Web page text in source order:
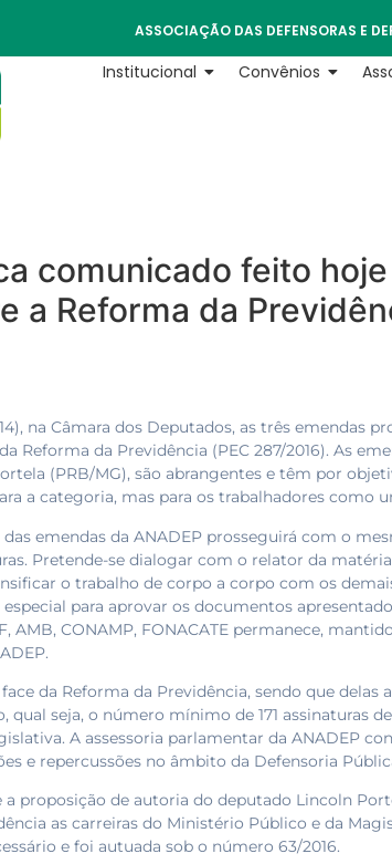
ASSOCIAÇÃO DAS DEFENSORAS E
Institucional Convênios
comunicado feito
a Reforma da
na Câmara dos Deputados, as três emendas
Reforma da Previdência (PEC 287/2016). As
(PRB/MG), são abrangentes e têm por
a categoria, mas para os trabalhadores como
emendas da ANADEP prosseguirá com o
Pretende-se dialogar com o relator da
o trabalho de corpo a corpo com os
para aprovar os documentos
AMB, CONAMP, FONACATE permanece,
da Reforma da Previdência, sendo que delas
seja, o número mínimo de 171 assinaturas
A assessoria parlamentar da ANADEP
e repercussões no âmbito da Defensoria
proposição de autoria do deputado Lincoln
as carreiras do Ministério Público e da
e foi autuada sob o número 63/2016.